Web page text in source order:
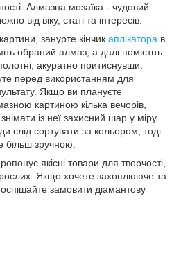
Алмазна мозаїка - чудовий
від віку, статі та інтересів.
занурте кінчик аплікатора в
обраний алмаз, а далі помістіть
акуратно притиснувши.
перед використанням для
Якщо ви плануєте
картиною кілька вечорів,
із неї захисний шар у міру
слід сортувати за кольором, тоді
більш зручною.
якісні товари для творчості,
Якщо хочете захоплююче та
замовити діамантову